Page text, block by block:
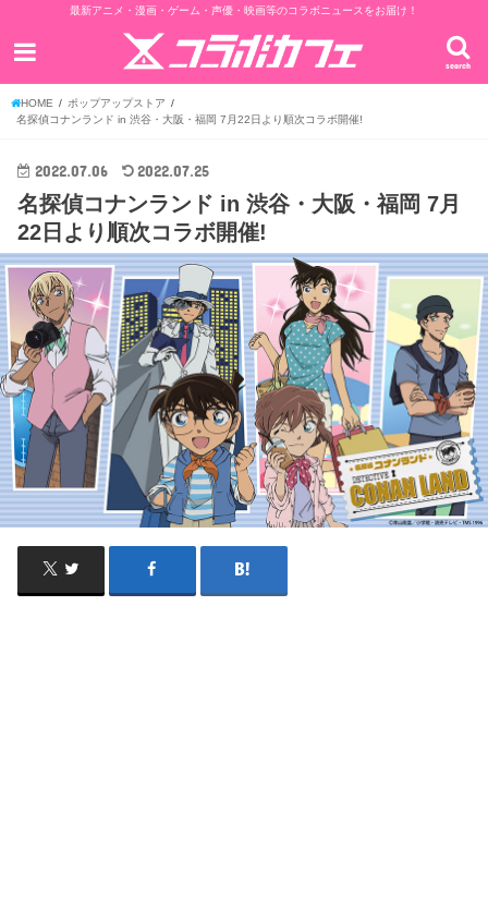
最新アニメ・漫画・ゲーム・声優・映画等のコラボニュースをお届け！
search
HOME
ポップアップストア
名探偵コナンランド in 渋谷・大阪・福岡 7月22日より順次コラボ開催!
2022.07.06 2022.07.25
名探偵コナンランド in 渋谷・大阪・福岡 7月
22日より順次コラボ開催!